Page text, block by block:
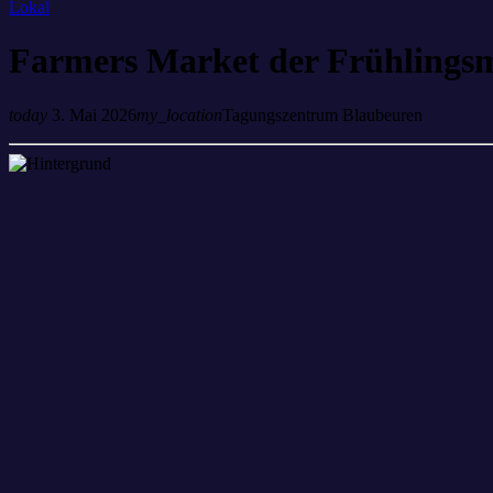
Lokal
Farmers Market der
today 3. Mai 2026my_locationTagungszentrum Blaubeuren